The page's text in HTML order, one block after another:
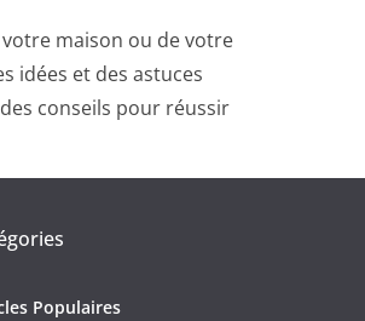
maison ou de votre
idées et des astuces
conseils pour réussir
Populaires